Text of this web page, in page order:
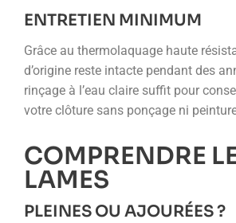
ENTRETIEN MINIMUM
Grâce au thermolaquage haute
d’origine reste intacte pendant des
rinçage à l’eau claire suffit pour
votre clôture sans ponçage ni
COMPRENDRE
LAMES
PLEINES OU AJOURÉES ?